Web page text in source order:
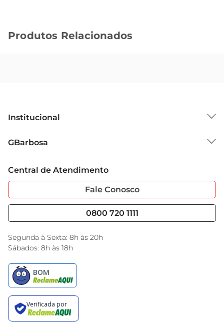
Produtos Relacionados
Institucional
Grupo Cencosud
Sobre Privacidade
Portal do Fornecedo
Nossas Lojas
GBarbosa
Garantia Estendida
Serviços
Black Friday
Encarte do Dia
Central de Atendimento
Fale Conosco
0800 720 1111
Segunda à Sexta: 8h às 20h
Sábados: 8h às 18h